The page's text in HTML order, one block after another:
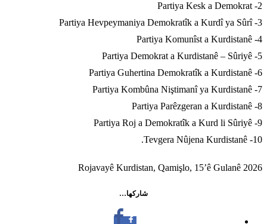
2- Partiya Kesk a Demokrat
3- Partiya Hevpeymaniya Demokratîk a Kurdî ya Sûrî
4- Partiya Komunîst a Kurdistanê
5- Partiya Demokrat a Kurdistanê – Sûriyê
6- Partiya Guhertina Demokratîk a Kurdistanê
7- Partiya Kombûna Niştimanî ya Kurdistanê
8- Partiya Parêzgeran a Kurdistanê
9- Partiya Roj a Demokratîk a Kurd li Sûriyê
10- Tevgera Nûjena Kurdistanê.
Rojavayê Kurdistan, Qamişlo, 15’ê Gulanê 2026
شاركها…